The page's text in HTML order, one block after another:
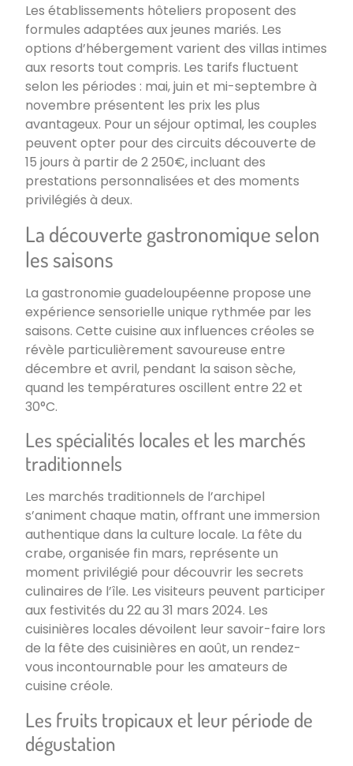
Les établissements hôteliers proposent des
formules adaptées aux jeunes mariés. Les
options d’hébergement varient des villas intimes
aux resorts tout compris. Les tarifs fluctuent
selon les périodes : mai, juin et mi-septembre à
novembre présentent les prix les plus
avantageux. Pour un séjour optimal, les couples
peuvent opter pour des circuits découverte de
15 jours à partir de 2 250€, incluant des
prestations personnalisées et des moments
privilégiés à deux.
La découverte gastronomique selon
les saisons
La gastronomie guadeloupéenne propose une
expérience sensorielle unique rythmée par les
saisons. Cette cuisine aux influences créoles se
révèle particulièrement savoureuse entre
décembre et avril, pendant la saison sèche,
quand les températures oscillent entre 22 et
30°C.
Les spécialités locales et les marchés
traditionnels
Les marchés traditionnels de l’archipel
s’animent chaque matin, offrant une immersion
authentique dans la culture locale. La fête du
crabe, organisée fin mars, représente un
moment privilégié pour découvrir les secrets
culinaires de l’île. Les visiteurs peuvent participer
aux festivités du 22 au 31 mars 2024. Les
cuisinières locales dévoilent leur savoir-faire lors
de la fête des cuisinières en août, un rendez-
vous incontournable pour les amateurs de
cuisine créole.
Les fruits tropicaux et leur période de
dégustation